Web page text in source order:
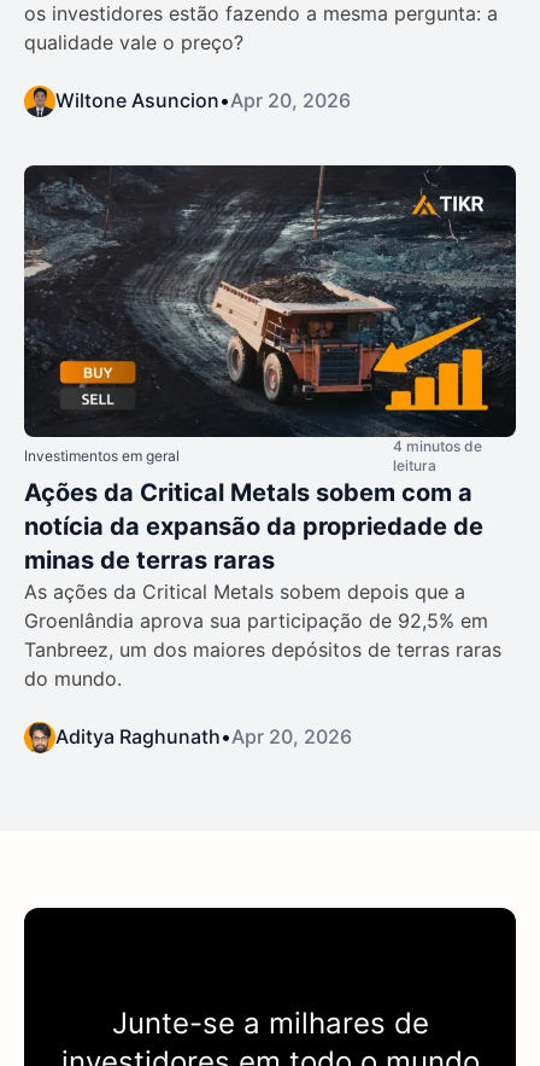
os investidores estão fazendo a mesma pergunta: a
qualidade vale o preço?
Wiltone Asuncion•Apr 20, 2026
Investimentos em geral
4 minutos de
leitura
Ações da Critical Metals sobem com a
notícia da expansão da propriedade de
minas de terras raras
As ações da Critical Metals sobem depois que a
Groenlândia aprova sua participação de 92,5% em
Tanbreez, um dos maiores depósitos de terras raras
do mundo.
Aditya Raghunath•Apr 20, 2026
Junte-se a milhares de